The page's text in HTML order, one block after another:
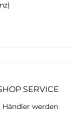
SERVICE
Händler werden